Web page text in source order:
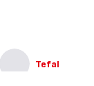
Tefal